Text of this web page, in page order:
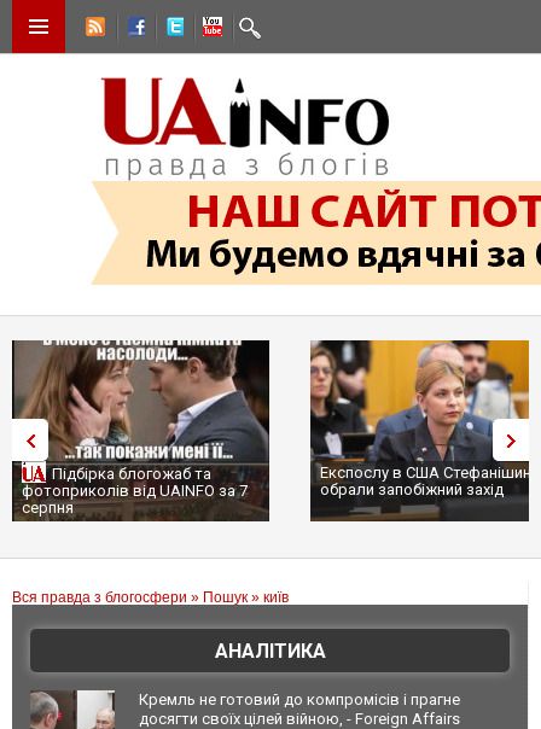
Підбірка блогожаб та
фотоприколів від UAINFO за 7
серпня
Експослу в США
обрали запобіжний захід
Вся правда з блогосфери » Пошук » київ
АНАЛІТИКА
Кремль не готовий до компромісів і прагне
досягти своїх цілей війною, - Foreign Affairs